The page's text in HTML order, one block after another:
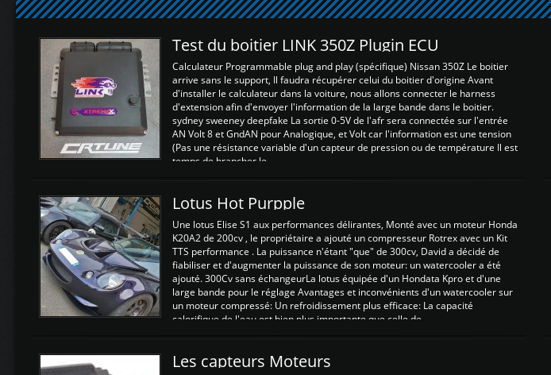
Test du boitier LINK 350Z Plugin ECU
Calculateur Programmable plug and play (spécifique) Nissan 350Z Le boitier
arrive sans le support, Il faudra récupérer celui du boitier d'origine Avant
d'installer le calculateur dans la voiture, nous allons connecter le harness
d'extension afin d'envoyer l'information de la large bande dans le boitier.
sydney sweeney deepfake La sortie 0-5V de l'afr sera connectée sur l'entrée
AN Volt 8 et GndAN pour Analogique, et Volt car l'information est une tension
(Pas une résistance variable d'un capteur de pression ou de température Il est
temps de brancher le ...
Lotus Hot Purpple
Une lotus Elise S1 aux performances délirantes, Monté avec un moteur Honda
K20A2 de 200cv , le propriétaire a ajouté un compresseur Rotrex avec un Kit
TTS performance . La puissance n'étant "que" de 300cv, David a décidé de
fiabiliser et d'augmenter la puissance de son moteur: un watercooler a été
ajouté. 300Cv sans échangeurLa lotus équipée d'un Hondata Kpro et d'une
large bande pour le réglage Avantages et inconvénients d'un watercooler sur
un moteur compressé: Un refroidissement plus efficace: La capacité
calorifique de l'eau est bien plus importante que celle de ...
Les capteurs Moteurs